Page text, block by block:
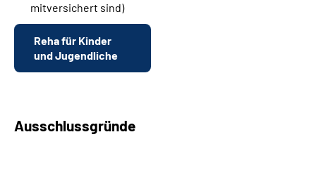
mitversichert sind)
Reha für Kinder
und Jugendliche
Ausschlussgründe